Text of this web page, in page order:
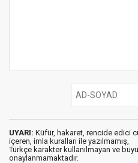
UYARI: Küfür, hakaret, rencide edici
içeren, imla kuralları ile yazılmamış,
Türkçe karakter kullanılmayan ve
onaylanmamaktadır.